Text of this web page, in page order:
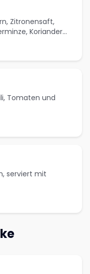
Zitronensaft,
Koriander
Tomaten und
serviert mit